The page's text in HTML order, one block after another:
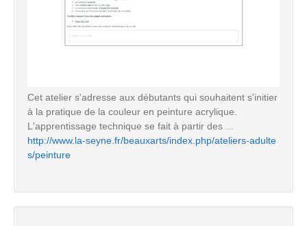
Cet atelier s'adresse aux débutants qui souhaitent s'initier
à la pratique de la couleur en peinture acrylique.
L'apprentissage technique se fait à partir des ...
http://www.la-seyne.fr/beauxarts/index.php/ateliers-adulte
s/peinture